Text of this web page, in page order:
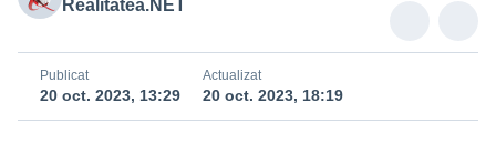
Realitatea.NET
Publicat
20 oct. 2023, 13:29
Actualizat
20 oct. 2023, 18:19